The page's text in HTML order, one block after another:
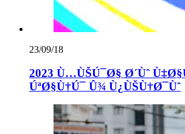
23/09/18
2023 Ù…ÙŠÚ¯Ø§ Ø´Ùˆ
ÚªØ§Ù†Ú¯ Û¾ Ù¿ÙŠÙ†Ø¯Ùˆ